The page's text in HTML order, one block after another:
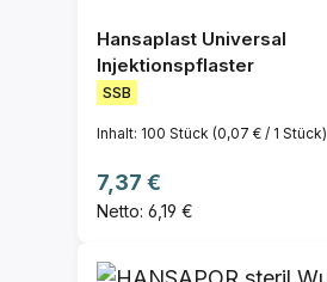
Hansaplast Universal
Injektionspflaster
SSB
Inhalt: 100 Stück (0,07 € / 1 Stück)
Regulärer Preis:
7,37 €
Netto: 6,19 €